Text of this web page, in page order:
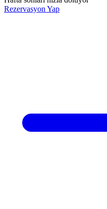
Rezervasyon Yap